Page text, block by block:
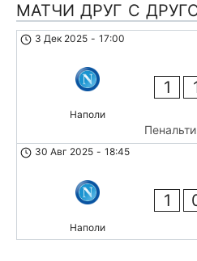
МАТЧИ ДРУГ С
3 Дек 2025 - 17:00
Наполи
1
30 Авг 2025 - 18:45
Наполи
1